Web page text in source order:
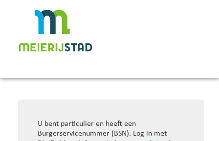
U bent particulier en heeft een
Burgerservicenummer (BSN). Log in met